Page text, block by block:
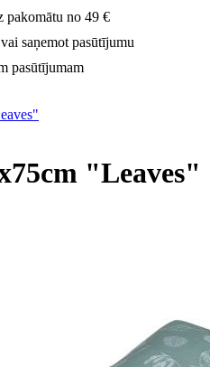
pakomātu no 49 €
saņemot pasūtījumu
pasūtījumam
"Leaves"